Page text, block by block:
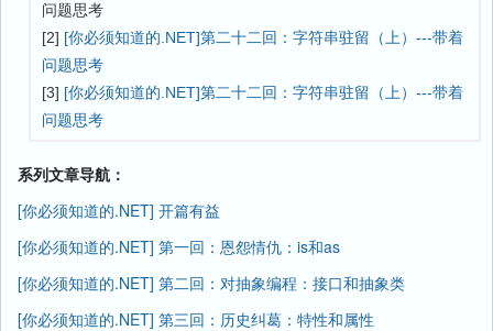
问题思考
[2] [你必须知道的.NET]第二十二回：字符串驻留（上）---带着
问题思考
[3] [你必须知道的.NET]第二十二回：字符串驻留（上）---带着
问题思考
系列文章导航：
[你必须知道的.NET] 开篇有益
[你必须知道的.NET] 第一回：恩怨情仇：is和as
[你必须知道的.NET] 第二回：对抽象编程：接口和抽象类
[你必须知道的.NET] 第三回：历史纠葛：特性和属性